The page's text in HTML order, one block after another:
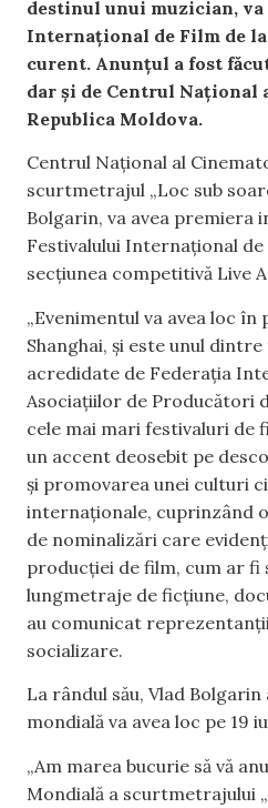
destinul unui muzician,
Internațional de Film de
curent. Anunțul a fost
dar și de Centrul Naţional
Republica Moldova.
Centrul Naţional al
scurtmetrajul „Loc sub
Bolgarin, va avea premiera
Festivalului Internațional de
secțiunea competitivă Live
„Evenimentul va avea loc în
Shanghai, și este unul
acredidate de Federația
Asociațiilor de Producători
cele mai mari festivaluri de
un accent deosebit pe
și promovarea unei culturi
internaționale, cuprinzând
de nominalizări care
producției de film, cum ar
lungmetraje de ficțiune,
au comunicat
socializare.
La rândul său, Vlad
mondială va avea loc pe 19
„Am marea bucurie să vă
Mondială a scurtmetrajului